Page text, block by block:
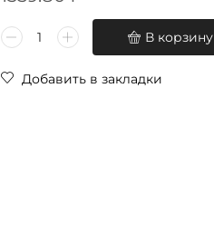
В корзину
Добавить в закладки